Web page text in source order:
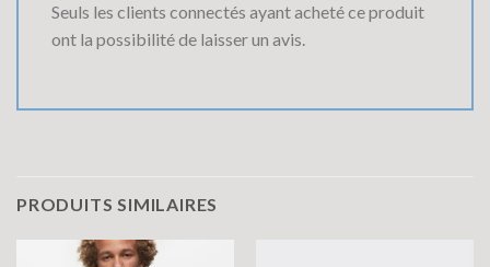
Seuls les clients connectés ayant acheté ce produit
ont la possibilité de laisser un avis.
PRODUITS SIMILAIRES